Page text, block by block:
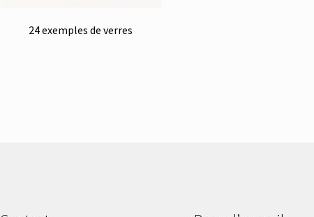
24 exemples de verres